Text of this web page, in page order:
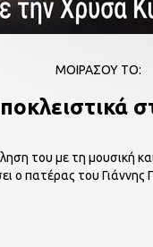
ΜΟΙΡΑΣΟΥ ΤΟ:
του με τη μουσική
ο πατέρας του Γιάννης